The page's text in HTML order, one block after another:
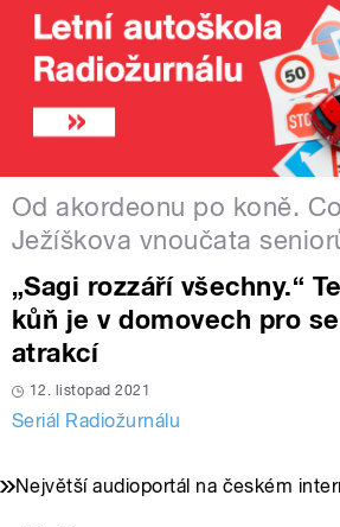
Od akordeonu po koně.
Ježíškova vnoučata
„Sagi rozzáří všechny.“
kůň je v domovech pro
atrakcí
12. listopad 2021
Seriál Radiožurnálu
Největší audioportál na českém